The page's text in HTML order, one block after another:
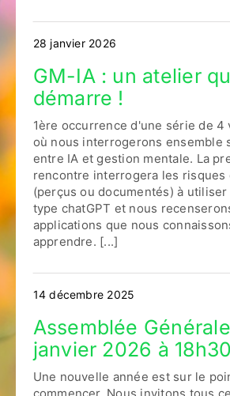
28 janvier 2026
GM-IA : un atelier
démarre !
1ère occurrence d'une série de
où nous interrogerons ensemble
entre IA et gestion mentale. La
rencontre interrogera les risques
(perçus ou documentés) à
type chatGPT et nous
applications que nous
apprendre. [...]
14 décembre 2025
Assemblée
janvier 2026 à 18h30
Une nouvelle année est sur le
commencer. Nous invitons tous